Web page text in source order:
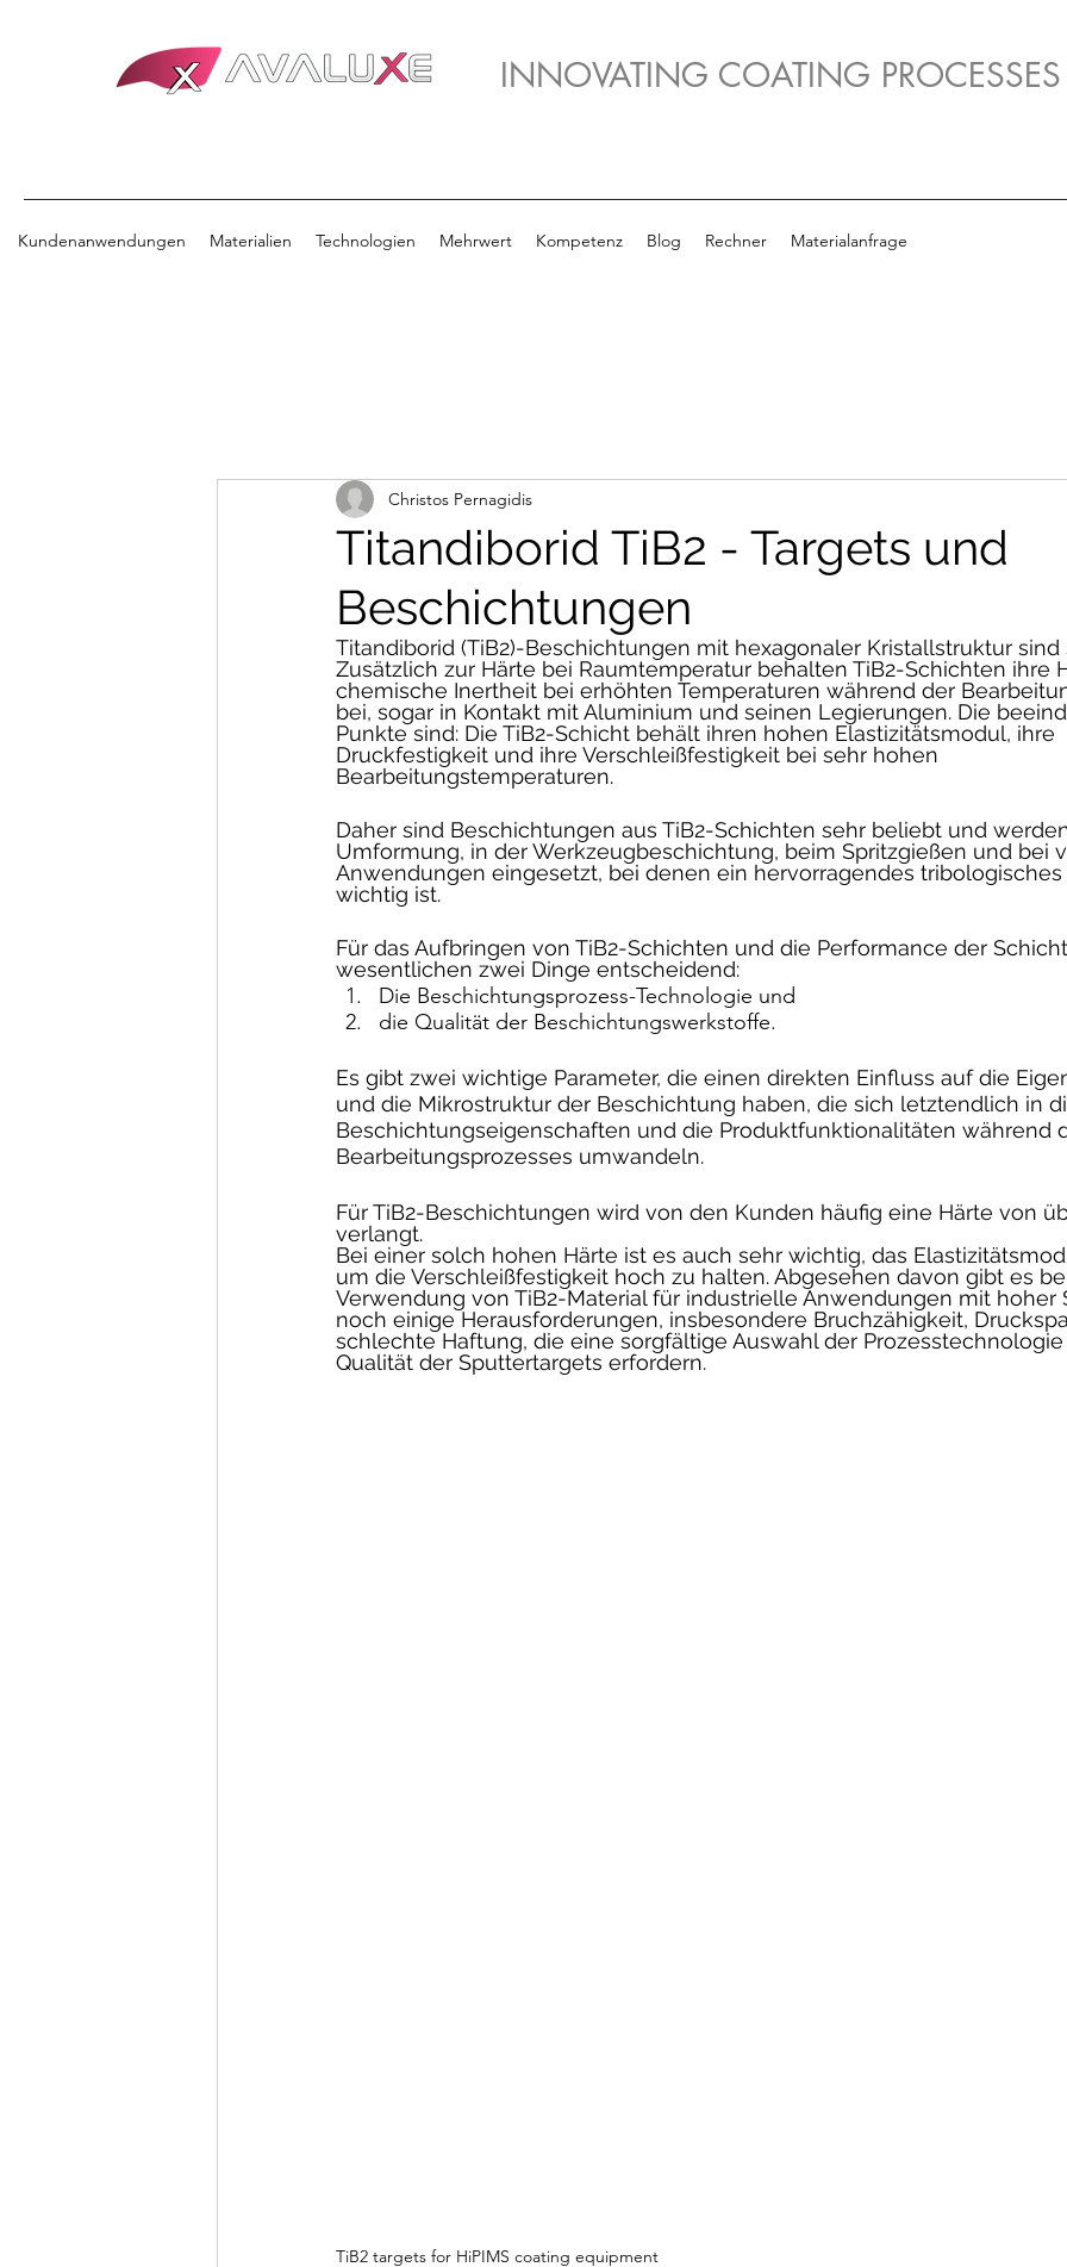
INNOVATING COATING PROCESSES
Kundenanwendungen Materialien Technologien Mehrwert Kompetenz Blog Rechner Materialanfrage
Titandiborid TiB2 - Targets und
Beschichtungen
Christos Pernagidis
Titandiborid (TiB2)-Beschichtungen mit hexagonaler Kristallstruktur sind
Zusätzlich zur Härte bei Raumtemperatur behalten TiB2-Schichten ihre
chemische Inertheit bei erhöhten Temperaturen während der
bei, sogar in Kontakt mit Aluminium und seinen Legierungen. Die
Punkte sind: Die TiB2-Schicht behält ihren hohen Elastizitätsmodul, ihre
Druckfestigkeit und ihre Verschleißfestigkeit bei sehr hohen
Bearbeitungstemperaturen.
Daher sind Beschichtungen aus TiB2-Schichten sehr beliebt und
Umformung, in der Werkzeugbeschichtung, beim Spritzgießen und bei
Anwendungen eingesetzt, bei denen ein hervorragendes tribologisches
wichtig ist.
Für das Aufbringen von TiB2-Schichten und die Performance der
wesentlichen zwei Dinge entscheidend:
Die Beschichtungsprozess-Technologie und
die Qualität der Beschichtungswerkstoffe.
Es gibt zwei wichtige Parameter, die einen direkten Einfluss auf die
und die Mikrostruktur der Beschichtung haben, die sich letztendlich in
Beschichtungseigenschaften und die Produktfunktionalitäten während
Bearbeitungsprozesses umwandeln.
Für TiB2-Beschichtungen wird von den Kunden häufig eine Härte von
verlangt.
Bei einer solch hohen Härte ist es auch sehr wichtig, das
um die Verschleißfestigkeit hoch zu halten. Abgesehen davon gibt es
Verwendung von TiB2-Material für industrielle Anwendungen mit hoher
noch einige Herausforderungen, insbesondere Bruchzähigkeit,
schlechte Haftung, die eine sorgfältige Auswahl der
Qualität der Sputtertargets erfordern.
TiB2 targets for HiPIMS coating equipment